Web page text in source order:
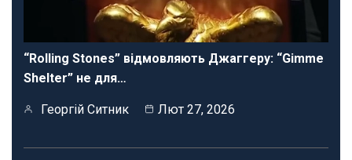
“Rolling Stones” відмовляють Джаггеру: “Gimme
Shelter” не для…
Георгій Ситник Лют 27, 2026